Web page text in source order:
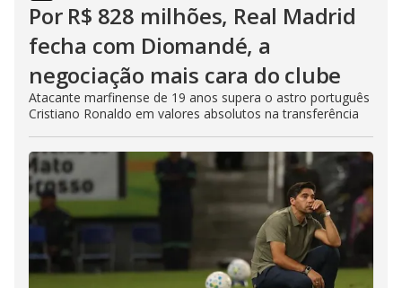
Por R$ 828 milhões, Real Madrid
fecha com Diomandé, a
negociação mais cara do clube
Atacante marfinense de 19 anos supera o astro português
Cristiano Ronaldo em valores absolutos na transferência